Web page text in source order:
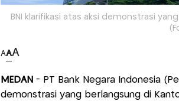
BNI klarifikasi atas aksi demonstrasi
AAA
MEDAN - PT Bank Negara Indonesia
demonstrasi yang berlangsung di